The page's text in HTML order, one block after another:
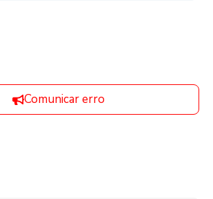
Comunicar erro